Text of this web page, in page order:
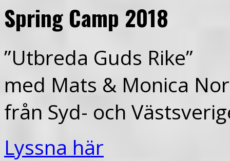
Spring Camp 2018
”Utbreda Guds Rike”
med Mats & Monica
från Syd- och
Lyssna här